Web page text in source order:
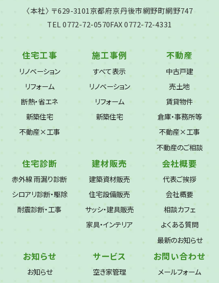
〈本社〉 〒629-3101京都府京丹後市網野町網野747
TEL 0772-72-0570FAX 0772-72-4331
住宅工事
リノベーション
リフォーム
断熱・省エネ
新築住宅
不動産×工事
施工事例
すべて表示
リノベーション
リフォーム
新築住宅
不動産
中古戸建
売土地
賃貸物件
倉庫・事務所等
不動産×工事
不動産のご相談
住宅診断
赤外線 雨漏り診断
シロアリ診断・駆除
耐震診断・工事
建材販売
建築資材販売
住宅設備販売
サッシ・建具販売
家具・インテリア
会社概要
代表ご挨拶
会社概要
相談カフェ
よくある質問
最新のお知らせ
お知らせ
お知らせ
サービス
空き家管理
お問い合わせ
メールフォーム